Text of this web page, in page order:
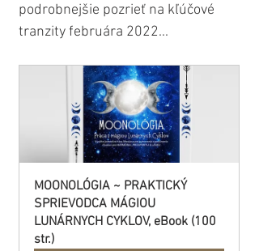
podrobnejšie pozrieť na kľúčové
tranzity februára 2022...
MOONOLÓGIA ~ PRAKTICKÝ
SPRIEVODCA MÁGIOU
LUNÁRNYCH CYKLOV, eBook (100
str.)